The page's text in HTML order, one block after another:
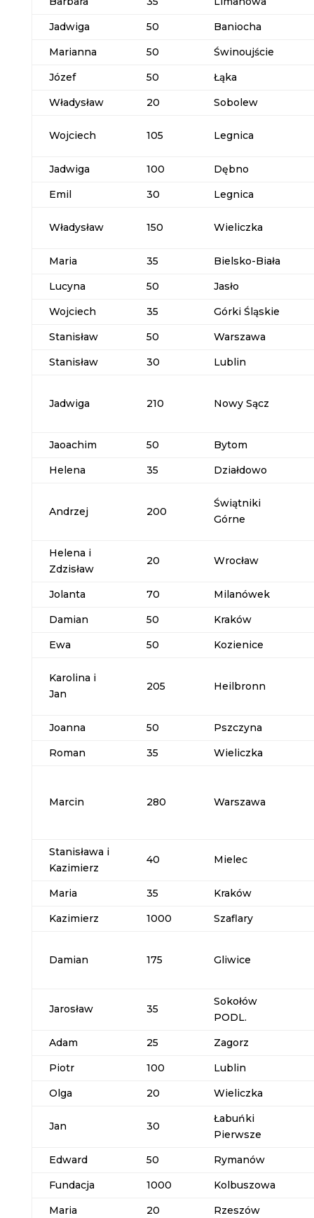
Jadwiga
50
Baniocha
Marianna
50
Świnoujście
Józef
50
Łąka
Władysław
20 Sobolew
Wojciech 105 Legnica
Jadwiga 100
Dębno
Emil
30 Legnica
Władysław 150 Wieliczka
Maria 35
Bielsko-Biała
Lucyna
50
Jasło
Wojciech
35
Górki Śląskie
Stanisław
50
Warszawa
Stanisław
30 Lublin
Jadwiga 210 Nowy Sącz
Jaoachim 50
Bytom
Helena
35 Działdowo
Andrzej 200
Świątniki
Górne
Helena i
Zdzisław
20 Wrocław
Jolanta 70
Milanówek
Damian
50
Kraków
Ewa
50 Kozienice
Karolina i
Jan
205 Heilbronn
Joanna 50
Pszczyna
Roman
35 Wieliczka
Marcin 280 Warszawa
Stanisława i
Kazimierz
40 Mielec
Maria 35
Kraków
Kazimierz
1000 Szaflary
Damian 175 Gliwice
Jarosław 35
Sokołów
PODL.
Adam
25
Zagorz
Piotr
100
Lublin
Olga
20 Wieliczka
Jan 30
Łabuńki
Pierwsze
Edward
50
Rymanów
Fundacja
1000
Kolbuszowa
Maria
20 Rzeszów